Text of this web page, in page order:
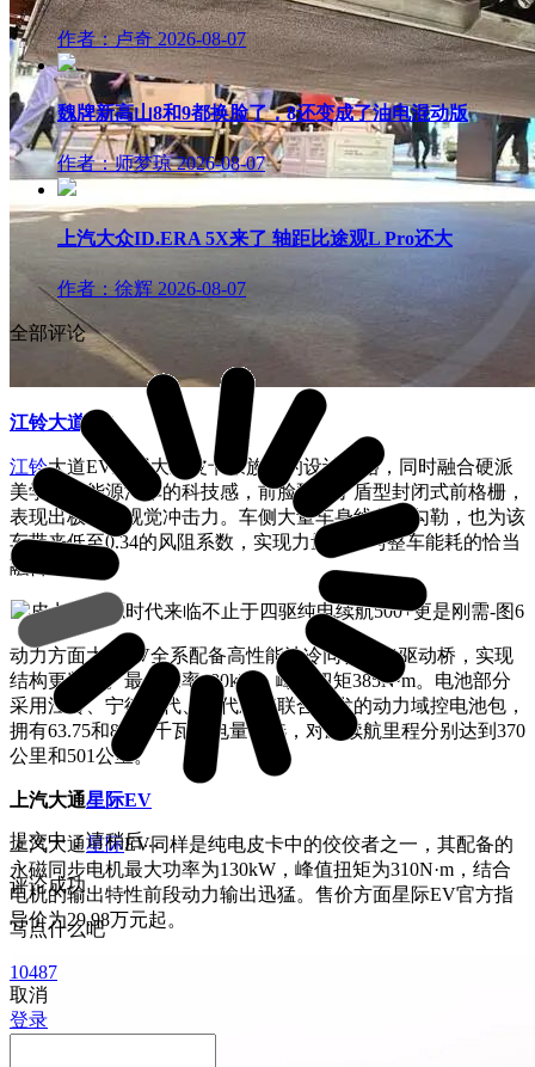
江铃大道 EV
江铃大道EV采用大道皮卡家族化的设计风格，同时融合硬派
美学与新能源汽车的科技感，前脸配备了盾型封闭式前格栅，
表现出极强的视觉冲击力。车侧大量车身线条的勾勒，也为该
车带来低至0.34的风阻系数，实现力量美学与整车能耗的恰当
融合。
动力方面大道EV全系配备高性能油冷同轴式电驱动桥，实现
结构更紧凑。最大功率180kW，峰值扭矩385N·m。电池部分
采用江铃、宁德时代、时代新安联合开发的动力域控电池包，
拥有63.75和88.02千瓦时电量可选，对应续航里程分别达到370
公里和501公里。
上汽大通星际EV
上汽大通星际EV同样是纯电皮卡中的佼佼者之一，其配备的
永磁同步电机最大功率为130kW，峰值扭矩为310N·m，结合
电机的输出特性前段动力输出迅猛。售价方面星际EV官方指
导价为29.98万元起。
作者：卢奇 2026-08-07
魏牌新高山8和9都换脸了，8还变成了油电混动版
作者：师梦琼 2026-08-07
上汽大众ID.ERA 5X来了 轴距比途观L Pro还大
作者：徐辉 2026-08-07
全部评论
提交中，请稍后...
评论成功
写点什么吧
10487
取消
登录